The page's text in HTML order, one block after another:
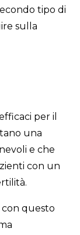
tipo di
sulla
per il
una
e che
con un
con questo